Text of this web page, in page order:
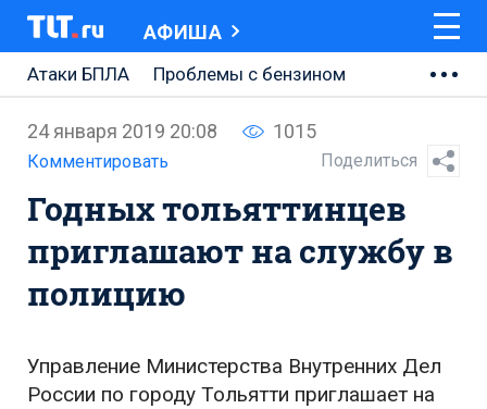
АФИША
Атаки БПЛА
Проблемы с бензином
Ремонт Центральной площади
Ремонт Обводного шоссе
Набережная Тольятти
Неделя Тольятти
24 января 2019 20:08 1015
Комментировать Поделиться
Годных тольяттинцев
приглашают на службу в
полицию
Управление Министерства Внутренних Дел
России по городу Тольятти приглашает на